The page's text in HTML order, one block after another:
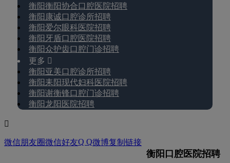
衡阳衡阳协合口腔医院招聘
衡阳康诚口腔诊所招聘
衡阳爱尔眼科医院招聘
衡阳牙盾口腔医院招聘
衡阳众护齿口腔门诊招聘
更多 
衡阳亚美口腔诊所招聘
衡阳耒阳现代妇科医院招聘
衡阳谢衡锋口腔门诊招聘
衡阳龙阳医院招聘

微信朋友圈微信好友Q Q微博复制链接
衡阳口腔医院招聘